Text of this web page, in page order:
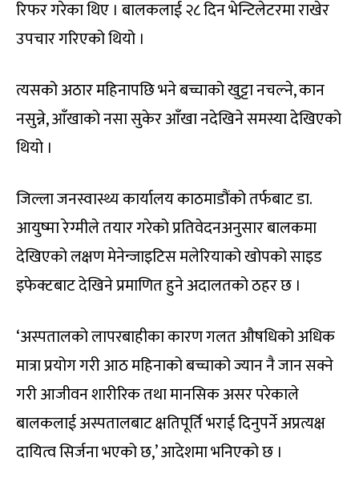
रिफर गरेका थिए । बालकलाई २८ दिन भेन्टिलेटरमा राखेर
उपचार गरिएको थियो ।
त्यसको अठार महिनापछि भने बच्चाको खुट्टा नचल्ने, कान
नसुन्ने, आँखाको नसा सुकेर आँखा नदेखिने समस्या देखिएको
थियो ।
जिल्ला जनस्वास्थ्य कार्यालय काठमाडौंको तर्फबाट डा.
आयुष्मा रेग्मीले तयार गरेको प्रतिवेदनअनुसार बालकमा
देखिएको लक्षण मेनेन्जाइटिस मलेरियाको खोपको साइड
इफेक्टबाट देखिने प्रमाणित हुने अदालतको ठहर छ ।
‘अस्पतालको लापरबाहीका कारण गलत औषधिको अधिक
मात्रा प्रयोग गरी आठ महिनाको बच्चाको ज्यान नै जान सक्ने
गरी आजीवन शारीरिक तथा मानसिक असर परेकाले
बालकलाई अस्पतालबाट क्षतिपूर्ति भराई दिनुपर्ने अप्रत्यक्ष
दायित्व सिर्जना भएको छ,’ आदेशमा भनिएको छ ।